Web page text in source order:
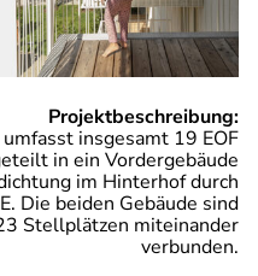
Projektbeschreibung:
insgesamt 19 EOF
in ein Vordergebäude
im Hinterhof durch
Die beiden Gebäude sind
Stellplätzen miteinander
verbunden.